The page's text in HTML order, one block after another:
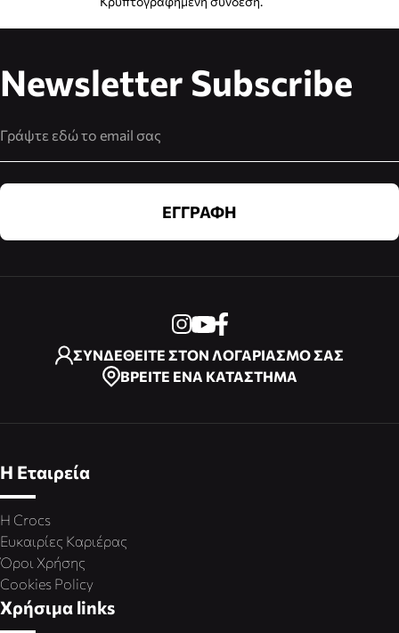
Newsletter Subscribe
ΕΓΓΡΑΦΗ
ΣΥΝΔΕΘΕΙΤΕ ΣΤΟΝ ΛΟΓΑΡΙΑΣΜΟ ΣΑΣ
ΒΡΕΙΤΕ ΕΝΑ ΚΑΤΑΣΤΗΜΑ
Η Εταιρεία
Η Crocs
Ευκαιρίες Καριέρας
Όροι Χρήσης
Cookies Policy
Χρήσιμα links